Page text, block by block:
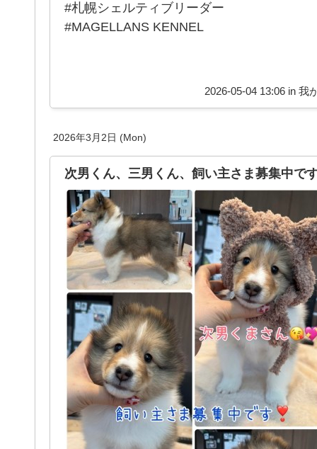
#札幌シェルティブリーダー
#MAGELLANS KENNEL
2026-05-04 13:06 in 我
2026年3月2日 (Mon)
次男くん、三男くん、飼い主さま募集中で